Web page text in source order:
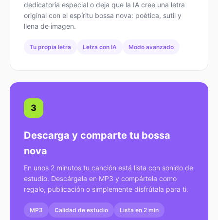
dedicatoria especial o deja que la IA cree una letra
original con el espíritu bossa nova: poética, sutil y
llena de imagen.
Tu propia letra Letra con IA Modo avanzado
3
Descarga y comparte tu bossa
nova
En unos 2 minutos tu canción está lista con sonido de
estudio. Descárgala en MP3 y compártela como
regalo, publicación o simplemente disfrútala para ti.
MP3 Calidad de estudio Lista en 2 min